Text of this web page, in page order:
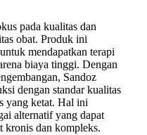
pada kualitas dan
obat. Produk ini
mendapatkan terapi
biaya tinggi. Dengan
Sandoz
dengan standar kualitas
yang ketat. Hal ini
alternatif yang dapat
kronis dan kompleks.